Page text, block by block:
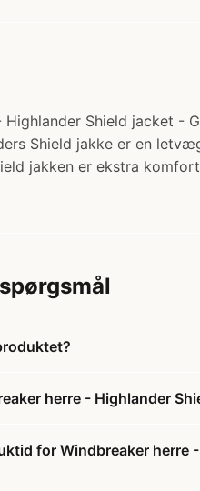
Highlander Shield jacket -
Shield jakke er en
jakken er ekstra
herre - Highlander
for Windbreaker herre